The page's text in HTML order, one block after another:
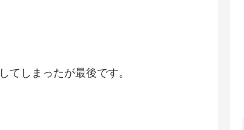
てしまったが最後です。